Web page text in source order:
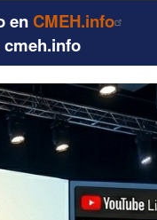
en CMEH.info
cmeh.info